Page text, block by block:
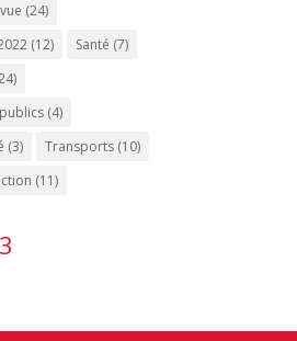
(24)
(12) Santé (7)
(4)
(3) Transports (10)
(11)